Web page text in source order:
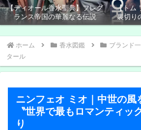
【ディオール香水聖典】フレグ
ランス帝国の華麗なる伝説
【トム
裏切り
ホーム 香水図鑑 ブランド
タール
ニンフェオ ミオ｜中世の
〝世界で最もロマンティッ
り